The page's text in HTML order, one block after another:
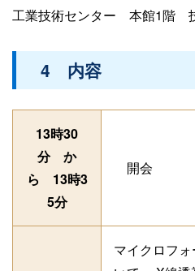
工業技術センター 本館1階
4 内容
13時30
分 か
ら 13時3
5分
開会
マイクロフ